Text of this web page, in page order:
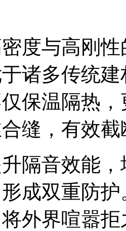
度与高刚
诸多传统
保温隔热
缝，有效
隔音效能
成双重防
外界喧嚣